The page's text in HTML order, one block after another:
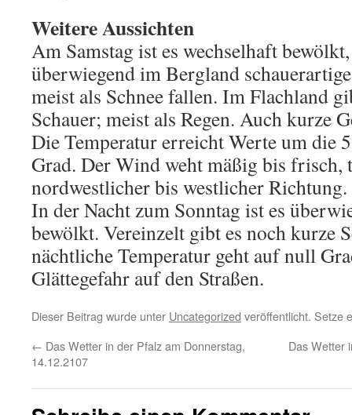
Weitere Aussichten
Am Samstag ist es wechselhaft
überwiegend im Bergland
meist als Schnee fallen. Im Flachland
Schauer; meist als Regen. Auch kurze
Die Temperatur erreicht Werte um die
Grad. Der Wind weht mäßig bis frisch,
nordwestlicher bis westlicher Richtung.
In der Nacht zum Sonntag ist es
bewölkt. Vereinzelt gibt es noch kurze
nächtliche Temperatur geht auf null
Glättegefahr auf den Straßen.
Dieser Beitrag wurde unter Uncategorized veröffentlicht. Setze
← Das Wetter in der Pfalz am Donnerstag,
14.12.2107
Das Wetter